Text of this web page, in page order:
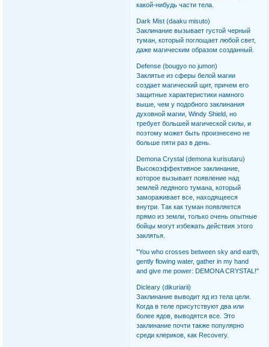
какой-нибудь части тела.
Dark Mist (daaku misuto)
Заклинание вызывает густой черный
туман, который поглощает любой свет,
даже магическим образом созданный.
Defense (bougyo no jumon)
Заклятье из сферы белой магии
создает магический щит, причем его
защитные характеристики намного
выше, чем у подобного заклинания
духовной магии, Windy Shield, но
требует большей магической силы, и
поэтому может быть произнесено не
больше пяти раз в день.
Demona Crystal (demona kurisutaru)
Высокоэффективное заклинание,
которое вызывает появление над
землей ледяного тумана, который
замораживает все, находящееся
внутри. Так как туман появляется
прямо из земли, только очень опытные
бойцы могут избежать действия этого
заклятья.
"You who crosses between sky and earth,
gently flowing water, gather in my hand
and give me power: DEMONA CRYSTAL!"
Dicleary (dikuriarii)
Заклинание выводит яд из тела цели.
Когда в теле присутствуют два или
более ядов, выводятся все. Это
заклинание почти также популярно
среди клериков, как Recovery.